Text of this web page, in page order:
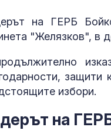
на ГЕРБ
"Желязков", в
защити
избори.
на